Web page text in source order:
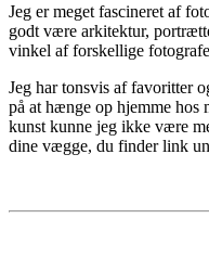
Jeg er meget fascineret af
godt være arkitektur,
vinkel af forskellige
Jeg har tonsvis af favoritter
på at hænge op hjemme
kunst kunne jeg ikke være
dine vægge, du finder link